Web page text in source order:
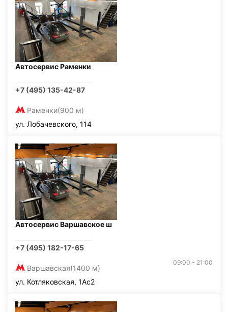
Автосервис Раменки
+7 (495) 135-42-87
Раменки(900 м)
ул. Лобачевского, 114
Автосервис Варшавское ш
+7 (495) 182-17-65
Варшавская(1400 м)
09:00 - 21:00
ул. Котляковская, 1Ас2